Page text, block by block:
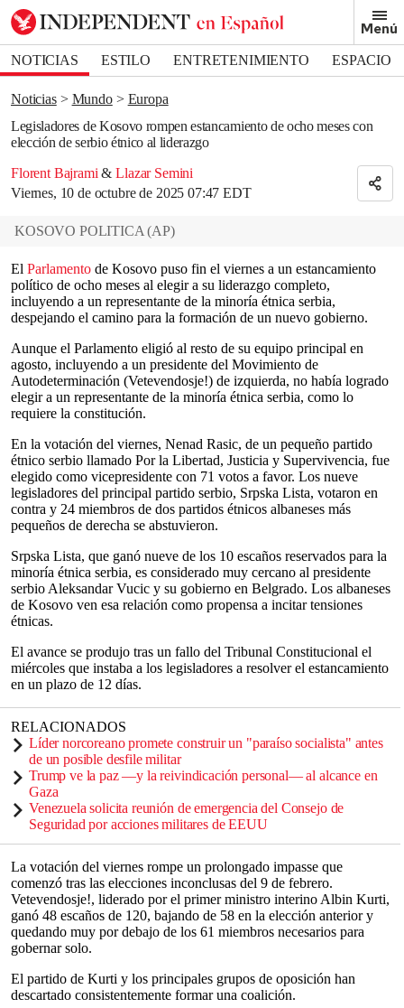
Menú
NOTICIAS ESTILO ENTRETENIMIENTO
ESPACIO
DEPORTES
Noticias Mundo
Europa
Legisladores de Kosovo rompen estancamiento de ocho meses con
elección de serbio étnico al liderazgo
Florent Bajrami & Llazar Semini
Viernes, 10 de octubre de 2025 07:47 EDT
Bookmark popover
Removed from bookmarks
Close popover
KOSOVO POLITICA (AP)
El Parlamento de Kosovo puso fin el viernes a un estancamiento
político de ocho meses al elegir a su liderazgo completo,
incluyendo a un representante de la minoría étnica serbia,
despejando el camino para la formación de un nuevo gobierno.
Aunque el Parlamento eligió al resto de su equipo principal en
agosto, incluyendo a un presidente del Movimiento de
Autodeterminación (Vetevendosje!) de izquierda, no había logrado
elegir a un representante de la minoría étnica serbia, como lo
requiere la constitución.
En la votación del viernes, Nenad Rasic, de un pequeño partido
étnico serbio llamado Por la Libertad, Justicia y Supervivencia, fue
elegido como vicepresidente con 71 votos a favor. Los nueve
legisladores del principal partido serbio, Srpska Lista, votaron en
contra y 24 miembros de dos partidos étnicos albaneses más
pequeños de derecha se abstuvieron.
Srpska Lista, que ganó nueve de los 10 escaños reservados para la
minoría étnica serbia, es considerado muy cercano al presidente
serbio Aleksandar Vucic y su gobierno en Belgrado. Los albaneses
de Kosovo ven esa relación como propensa a incitar tensiones
étnicas.
El avance se produjo tras un fallo del Tribunal Constitucional el
miércoles que instaba a los legisladores a resolver el estancamiento
en un plazo de 12 días.
RELACIONADOS
Líder norcoreano promete construir un "paraíso socialista" antes
de un posible desfile militar
Trump ve la paz —y la reivindicación personal— al alcance en
Gaza
Venezuela solicita reunión de emergencia del Consejo de
Seguridad por acciones militares de EEUU
La votación del viernes rompe un prolongado impasse que
comenzó tras las elecciones inconclusas del 9 de febrero.
Vetevendosje!, liderado por el primer ministro interino Albin Kurti,
ganó 48 escaños de 120, bajando de 58 en la elección anterior y
quedando muy por debajo de los 61 miembros necesarios para
gobernar solo.
El partido de Kurti y los principales grupos de oposición han
descartado consistentemente formar una coalición.